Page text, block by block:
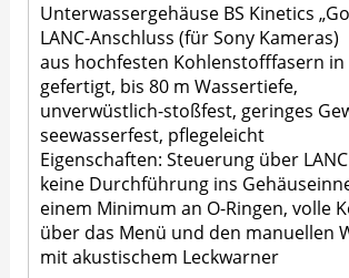
Unterwassergehäuse BS Kinetics
LANC-Anschluss (für Sony Kameras)
aus hochfesten Kohlenstofffasern
gefertigt, bis 80 m Wassertiefe,
unverwüstlich-stoßfest, geringes
seewasserfest, pflegeleicht
Eigenschaften: Steuerung über
keine Durchführung ins
einem Minimum an O-Ringen, volle
über das Menü und den manuellen
mit akustischem Leckwarner